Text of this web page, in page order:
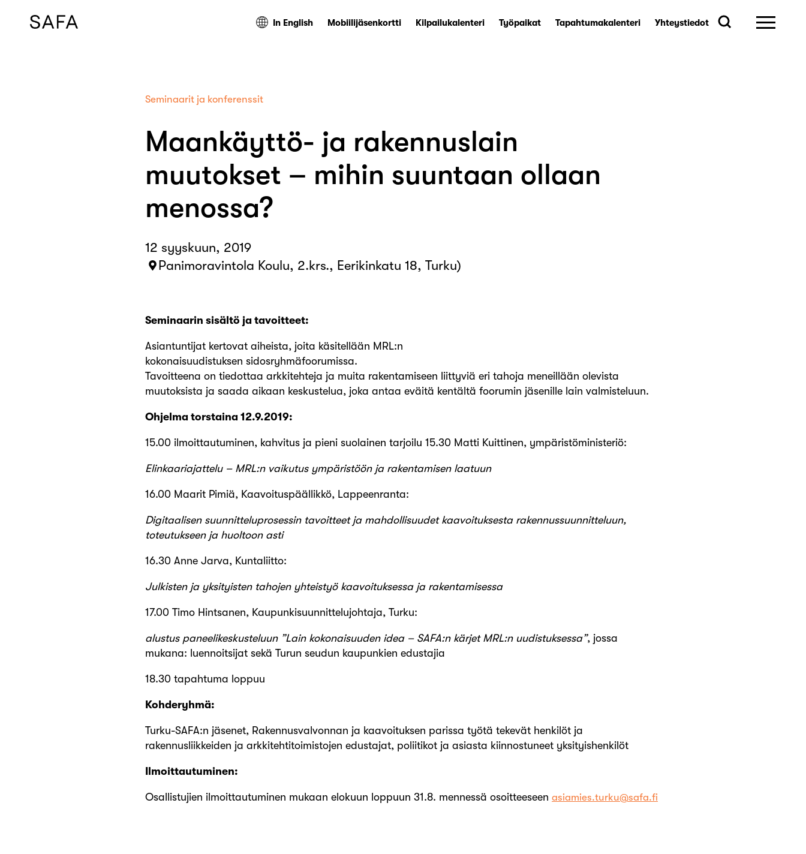
In English Mobiilijäsenkortti Kilpailukalenteri Työpaikat Tapahtumakalenteri Yhteystiedot
Seminaarit ja konferenssit
Maankäyttö- ja rakennuslain
muutokset – mihin suuntaan ollaan
menossa?
12 syyskuun, 2019
Panimoravintola Koulu, 2.krs., Eerikinkatu 18, Turku)
Seminaarin sisältö ja tavoitteet:
Asiantuntijat kertovat aiheista, joita käsitellään MRL:n
kokonaisuudistuksen sidosryhmäfoorumissa.
Tavoitteena on tiedottaa arkkitehteja ja muita rakentamiseen liittyviä eri tahoja meneillään olevista
muutoksista ja saada aikaan keskustelua, joka antaa eväitä kentältä foorumin jäsenille lain valmisteluun.
Ohjelma torstaina 12.9.2019:
15.00 ilmoittautuminen, kahvitus ja pieni suolainen tarjoilu 15.30 Matti Kuittinen, ympäristöministeriö:
Elinkaariajattelu – MRL:n vaikutus ympäristöön ja rakentamisen laatuun
16.00 Maarit Pimiä, Kaavoituspäällikkö, Lappeenranta:
Digitaalisen suunnitteluprosessin tavoitteet ja mahdollisuudet kaavoituksesta rakennussuunnitteluun,
toteutukseen ja huoltoon asti
16.30 Anne Jarva, Kuntaliitto:
Julkisten ja yksityisten tahojen yhteistyö kaavoituksessa ja rakentamisessa
17.00 Timo Hintsanen, Kaupunkisuunnittelujohtaja, Turku:
alustus paneelikeskusteluun ”Lain kokonaisuuden idea – SAFA:n kärjet MRL:n uudistuksessa”, jossa
mukana: luennoitsijat sekä Turun seudun kaupunkien edustajia
18.30 tapahtuma loppuu
Kohderyhmä:
Turku-SAFA:n jäsenet, Rakennusvalvonnan ja kaavoituksen parissa työtä tekevät henkilöt ja
rakennusliikkeiden ja arkkitehtitoimistojen edustajat, poliitikot ja asiasta kiinnostuneet yksityishenkilöt
Ilmoittautuminen:
Osallistujien ilmoittautuminen mukaan elokuun loppuun 31.8. mennessä osoitteeseen asiamies.turku@safa.fi